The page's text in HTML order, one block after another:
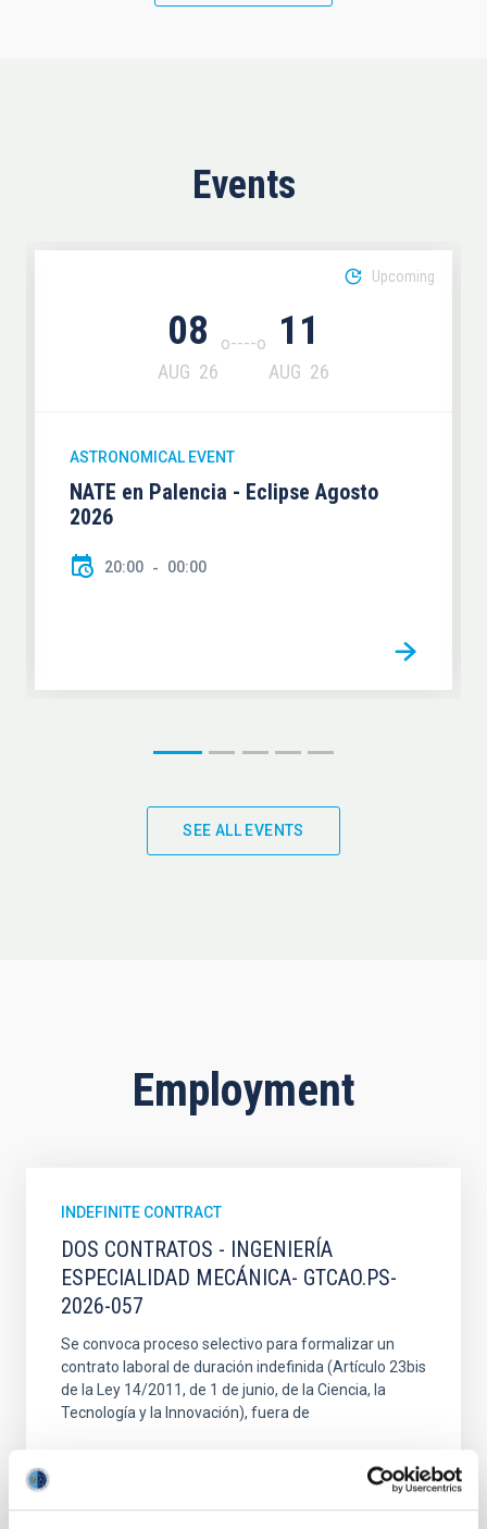
Events
08
AUG 26
11
AUG 26
Upcoming
ASTRONOMICAL EVENT
NATE en Palencia - Eclipse Agosto
2026
20:00 00:00
SEE ALL EVENTS
Employment
INDEFINITE CONTRACT
DOS CONTRATOS - INGENIERÍA
ESPECIALIDAD MECÁNICA- GTCAO.PS-
2026-057
Se convoca proceso selectivo para formalizar un
contrato laboral de duración indefinida (Artículo 23bis
de la Ley 14/2011, de 1 de junio, de la Ciencia, la
Tecnología y la Innovación), fuera de